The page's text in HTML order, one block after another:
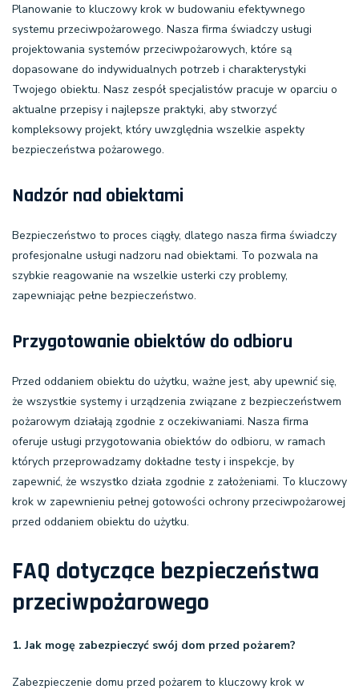
Planowanie to kluczowy krok w budowaniu efektywnego
systemu przeciwpożarowego. Nasza firma świadczy usługi
projektowania systemów przeciwpożarowych, które są
dopasowane do indywidualnych potrzeb i charakterystyki
Twojego obiektu. Nasz zespół specjalistów pracuje w oparciu o
aktualne przepisy i najlepsze praktyki, aby stworzyć
kompleksowy projekt, który uwzględnia wszelkie aspekty
bezpieczeństwa pożarowego.
Nadzór nad obiektami
Bezpieczeństwo to proces ciągły, dlatego nasza firma świadczy
profesjonalne usługi nadzoru nad obiektami. To pozwala na
szybkie reagowanie na wszelkie usterki czy problemy,
zapewniając pełne bezpieczeństwo.
Przygotowanie obiektów do odbioru
Przed oddaniem obiektu do użytku, ważne jest, aby upewnić się,
że wszystkie systemy i urządzenia związane z bezpieczeństwem
pożarowym działają zgodnie z oczekiwaniami. Nasza firma
oferuje usługi przygotowania obiektów do odbioru, w ramach
których przeprowadzamy dokładne testy i inspekcje, by
zapewnić, że wszystko działa zgodnie z założeniami. To kluczowy
krok w zapewnieniu pełnej gotowości ochrony przeciwpożarowej
przed oddaniem obiektu do użytku.
FAQ dotyczące bezpieczeństwa
przeciwpożarowego
1. Jak mogę zabezpieczyć swój dom przed pożarem?
Zabezpieczenie domu przed pożarem to kluczowy krok w